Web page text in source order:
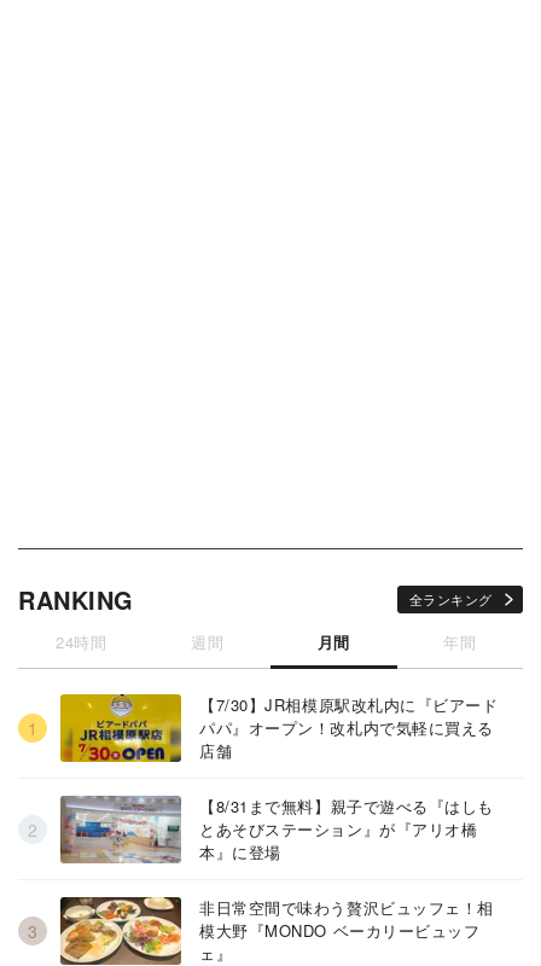
RANKING 全ランキング
24時間 週間 月間 年間
【7/30】JR相模原駅改札内に『ビアード
パパ』オープン！改札内で気軽に買える
店舗
【8/31まで無料】親子で遊べる『はしも
とあそびステーション』が『アリオ橋
本』に登場
非日常空間で味わう贅沢ビュッフェ！相
模大野『MONDO ベーカリービュッフ
ェ』